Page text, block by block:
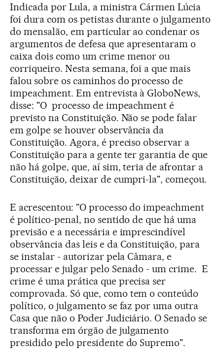
Indicada por Lula, a ministra Cármen Lúcia
foi dura com os petistas durante o julgamento
do mensalão, em particular ao condenar os
argumentos de defesa que apresentaram o
caixa dois como um crime menor ou
corriqueiro. Nesta semana, foi a que mais
falou sobre os caminhos do processo de
impeachment. Em entrevista à GloboNews,
disse: "O processo de impeachment é
previsto na Constituição. Não se pode falar
em golpe se houver observância da
Constituição. Agora, é preciso observar a
Constituição para a gente ter garantia de que
não há golpe, que, aí sim, teria de afrontar a
Constituição, deixar de cumpri-la", começou.
E acrescentou: "O processo do impeachment
é político-penal, no sentido de que há uma
previsão e a necessária e imprescindível
observância das leis e da Constituição, para
se instalar - autorizar pela Câmara, e
processar e julgar pelo Senado - um crime. E
crime é uma prática que precisa ser
comprovada. Só que, como tem o conteúdo
político, o julgamento se faz por uma outra
Casa que não o Poder Judiciário. O Senado se
transforma em órgão de julgamento
presidido pelo presidente do Supremo".